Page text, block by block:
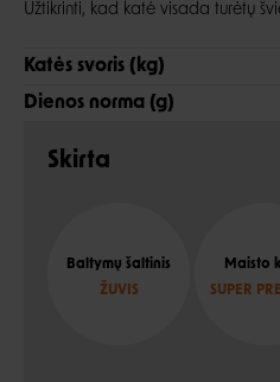
Užtikrinti, kad katė visada turėtų
Katės svoris (kg)
Dienos norma (g)
Skirta
Baltymų šaltinis
ŽUVIS
Maisto
SUPER